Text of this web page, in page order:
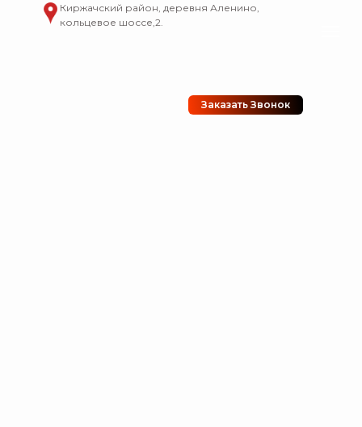
Киржачский район, деревня Аленино,
кольцевое шоссе,2.
Заказать Звонок